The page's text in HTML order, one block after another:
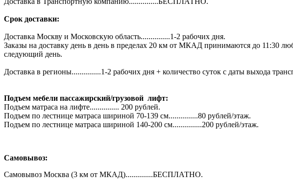
Срок доставки:
Доставка Москву и Московскую область...............1-2 рабочих дня.
Заказы на доставку день в день в пределах 20 км от МКАД принимаются до 11:30
следующий день.
Доставка в регионы...............1-2 рабочих дня + количество суток с даты выхода
Подъем мебели пассажирский/грузовой лифт:
Подъем матраса на лифте............... 200 рублей.
Подъем по лестнице матраса шириной 70-139 см...............80 рублей/этаж.
Подъем по лестнице матраса шириной 140-200 см...............200 рублей/этаж.
Самовывоз:
Самовывоз Москва (3 км от МКАД)..............БЕСПЛАТНО.